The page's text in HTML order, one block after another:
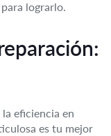
lograrlo.
eficiencia en
es tu mejor